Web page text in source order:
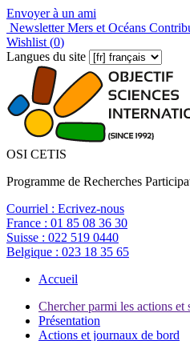
Envoyer à un ami
Newsletter Mers et Océans
Wishlist (0)
Langues du site
OSI CETIS
Programme de Recherches
Courriel : Ecrivez-nous
France : 01 85 08 36 30
Suisse : 022 519 0440
Belgique : 023 18 35 65
Accueil
Chercher parmi les actions et
Présentation
Actions et journaux de bord